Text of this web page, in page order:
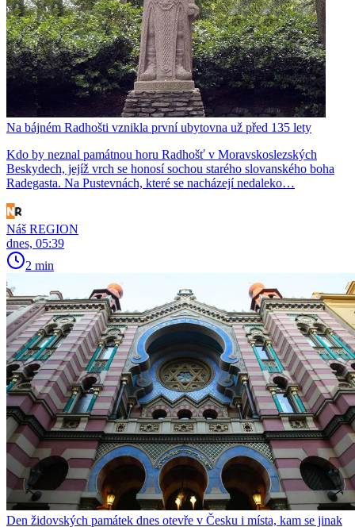
Na bájném Radhošti vznikla první ubytovna už před 135 lety
Kdo by neznal památnou horu Radhošť v Moravskoslezských
Beskydech, jejíž vrch se honosí sochou starého slovanského boha
Radegasta. Na Pustevnách, které se nacházejí nedaleko…
Náš REGION
dnes, 05:39
2 min
Den židovských památek dnes otevře v Česku i místa, kam se jinak